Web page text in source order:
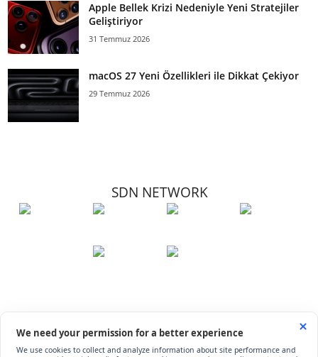
Apple Bellek Krizi Nedeniyle Yeni Stratejiler
Geliştiriyor
31 Temmuz 2026
macOS 27 Yeni Özellikleri ile Dikkat Çekiyor
29 Temmuz 2026
SDN NETWORK